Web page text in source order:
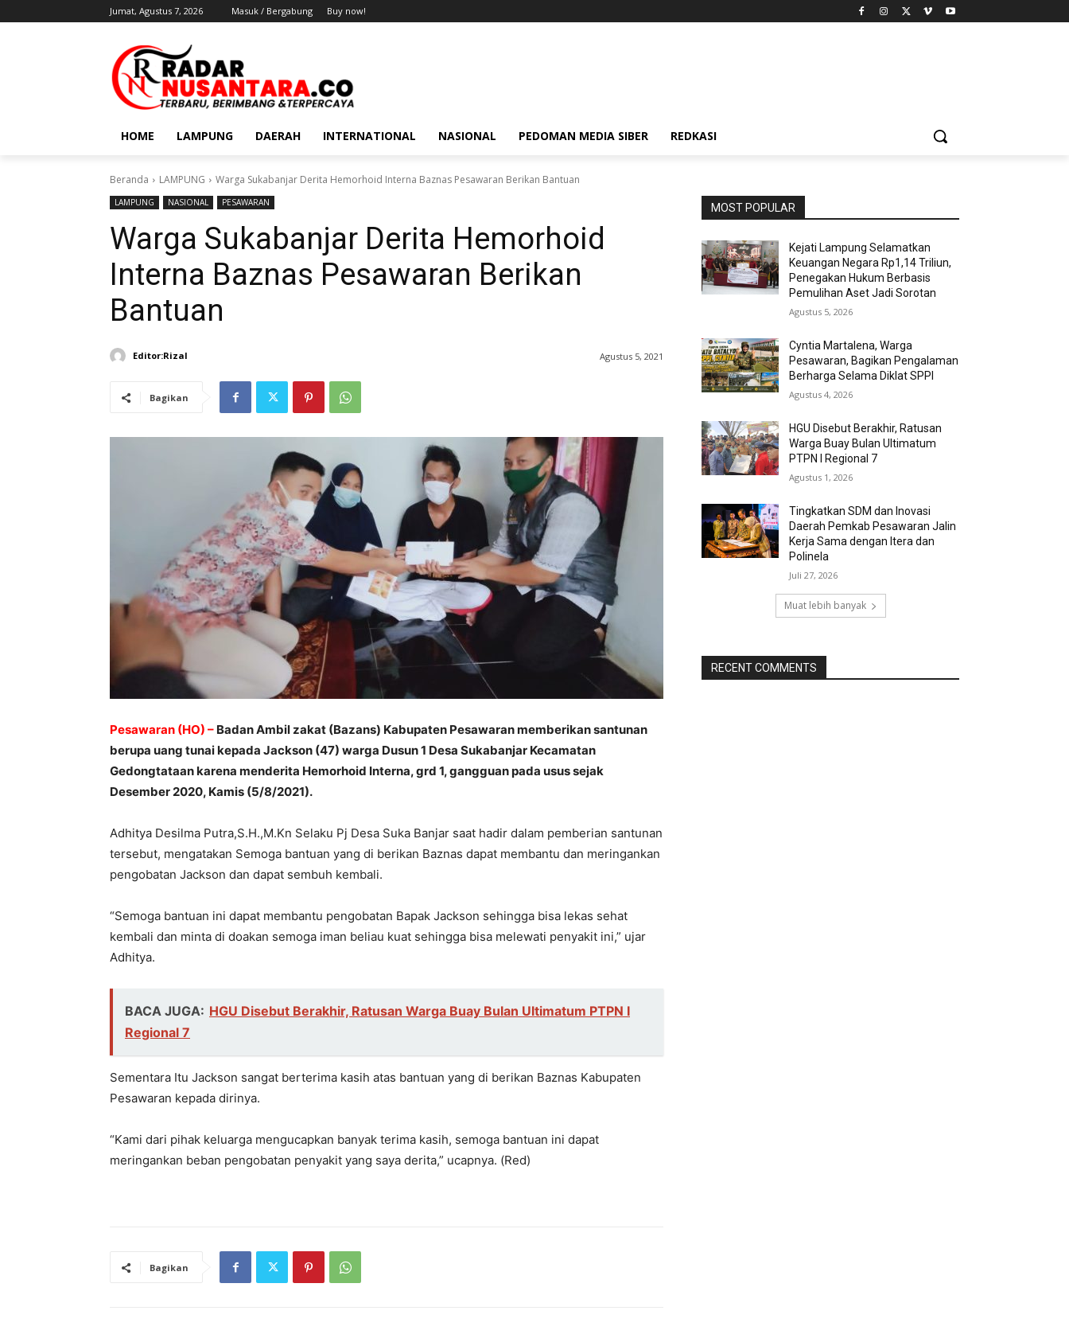
Jumat, Agustus 7, 2026 Masuk / Bergabung Buy now!
HOME LAMPUNG DAERAH INTERNATIONAL NASIONAL PEDOMAN MEDIA SIBER REDKASI
Beranda LAMPUNG Warga Sukabanjar Derita Hemorhoid Interna Baznas Pesawaran Berikan Bantuan
LAMPUNG NASIONAL PESAWARAN
Warga Sukabanjar Derita Hemorhoid
Interna Baznas Pesawaran Berikan
Bantuan
Editor:Rizal Agustus 5, 2021
Bagikan
Pesawaran (HO) – Badan Ambil zakat (Bazans) Kabupaten Pesawaran memberikan santunan
berupa uang tunai kepada Jackson (47) warga Dusun 1 Desa Sukabanjar Kecamatan
Gedongtataan karena menderita Hemorhoid Interna, grd 1, gangguan pada usus sejak
Desember 2020, Kamis (5/8/2021).
Adhitya Desilma Putra,S.H.,M.Kn Selaku Pj Desa Suka Banjar saat hadir dalam pemberian santunan
tersebut, mengatakan Semoga bantuan yang di berikan Baznas dapat membantu dan meringankan
pengobatan Jackson dan dapat sembuh kembali.
“Semoga bantuan ini dapat membantu pengobatan Bapak Jackson sehingga bisa lekas sehat
kembali dan minta di doakan semoga iman beliau kuat sehingga bisa melewati penyakit ini,” ujar
Adhitya.
BACA JUGA: HGU Disebut Berakhir, Ratusan Warga Buay Bulan Ultimatum PTPN I
Regional 7
Sementara Itu Jackson sangat berterima kasih atas bantuan yang di berikan Baznas Kabupaten
Pesawaran kepada dirinya.
“Kami dari pihak keluarga mengucapkan banyak terima kasih, semoga bantuan ini dapat
meringankan beban pengobatan penyakit yang saya derita,” ucapnya. (Red)
Bagikan
MOST POPULAR
Kejati Lampung Selamatkan
Keuangan Negara Rp1,14 Triliun,
Penegakan Hukum Berbasis
Pemulihan Aset Jadi Sorotan
Agustus 5, 2026
Cyntia Martalena, Warga
Pesawaran, Bagikan Pengalaman
Berharga Selama Diklat SPPI
Agustus 4, 2026
HGU Disebut Berakhir, Ratusan
Warga Buay Bulan Ultimatum
PTPN I Regional 7
Agustus 1, 2026
Tingkatkan SDM dan Inovasi
Daerah Pemkab Pesawaran Jalin
Kerja Sama dengan Itera dan
Polinela
Juli 27, 2026
Muat lebih banyak
RECENT COMMENTS